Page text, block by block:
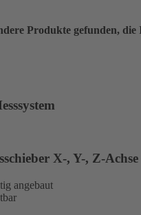
Produkte gefunden, die
X-, Y-, Z-Achse
angebaut